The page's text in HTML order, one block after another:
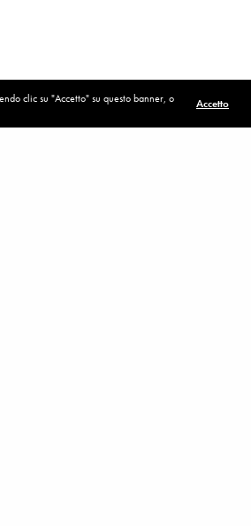
clic su "Accetto" su questo banner, o Accetto